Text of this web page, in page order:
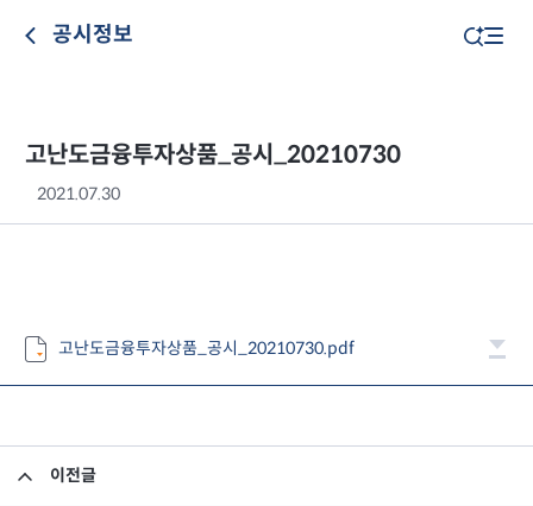
공시정보
고난도금융투자상품_공시_20210730
2021.07.30
고난도금융투자상품_공시_20210730.pdf
이전글